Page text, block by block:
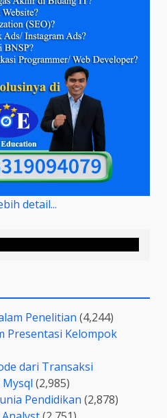
detail...
Penelitian (4,244)
Presentasi Kelompok
dari Transaksi
(2,985)
Pendidikan (2,878)